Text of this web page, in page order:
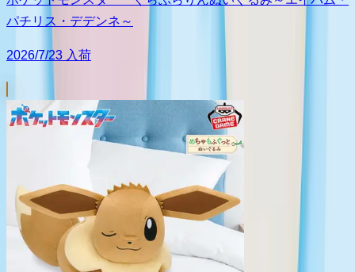
パチリス・デデンネ～
2026/7/23 入荷